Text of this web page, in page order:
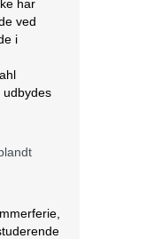
har
ved
i
udbydes